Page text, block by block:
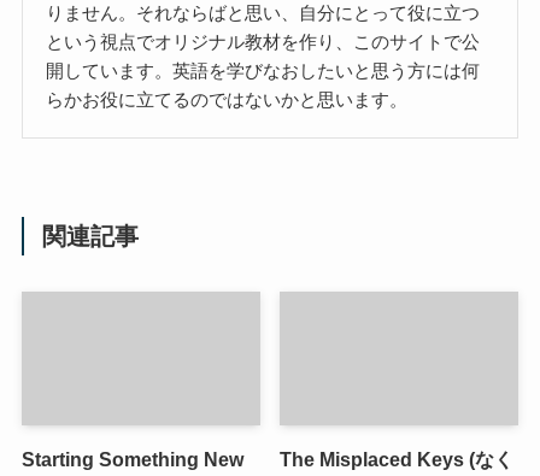
りません。それならばと思い、自分にとって役に立つ
という視点でオリジナル教材を作り、このサイトで公
開しています。英語を学びなおしたいと思う方には何
らかお役に立てるのではないかと思います。
関連記事
Starting Something New
The Misplaced Keys (なく